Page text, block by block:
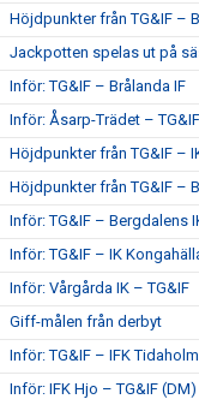
Höjdpunkter från TG&IF –
Jackpotten spelas ut på
Inför: TG&IF – Brålanda IF
Inför: Åsarp-Trädet – TG&IF
Höjdpunkter från TG&IF –
Höjdpunkter från TG&IF –
Inför: TG&IF – Bergdalens
Inför: TG&IF – IK
Inför: Vårgårda IK – TG&IF
Giff-målen från derbyt
Inför: TG&IF – IFK Tidaholm
Inför: IFK Hjo – TG&IF (DM)